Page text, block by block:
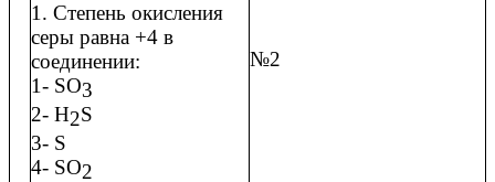
1. Степень окисления
серы равна +4 в
соединении:
1- SO3
2- H2S
3- S
4- SO2
№2